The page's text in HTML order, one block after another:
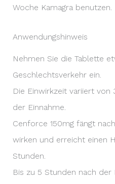
Woche Kamagra benutzen.
Anwendungshinweis
Nehmen Sie die Tablette
Geschlechtsverkehr ein.
Die Einwirkzeit variiert
der Einnahme.
Cenforce 150mg fängt
wirken und erreicht einen
Stunden.
Bis zu 5 Stunden nach der